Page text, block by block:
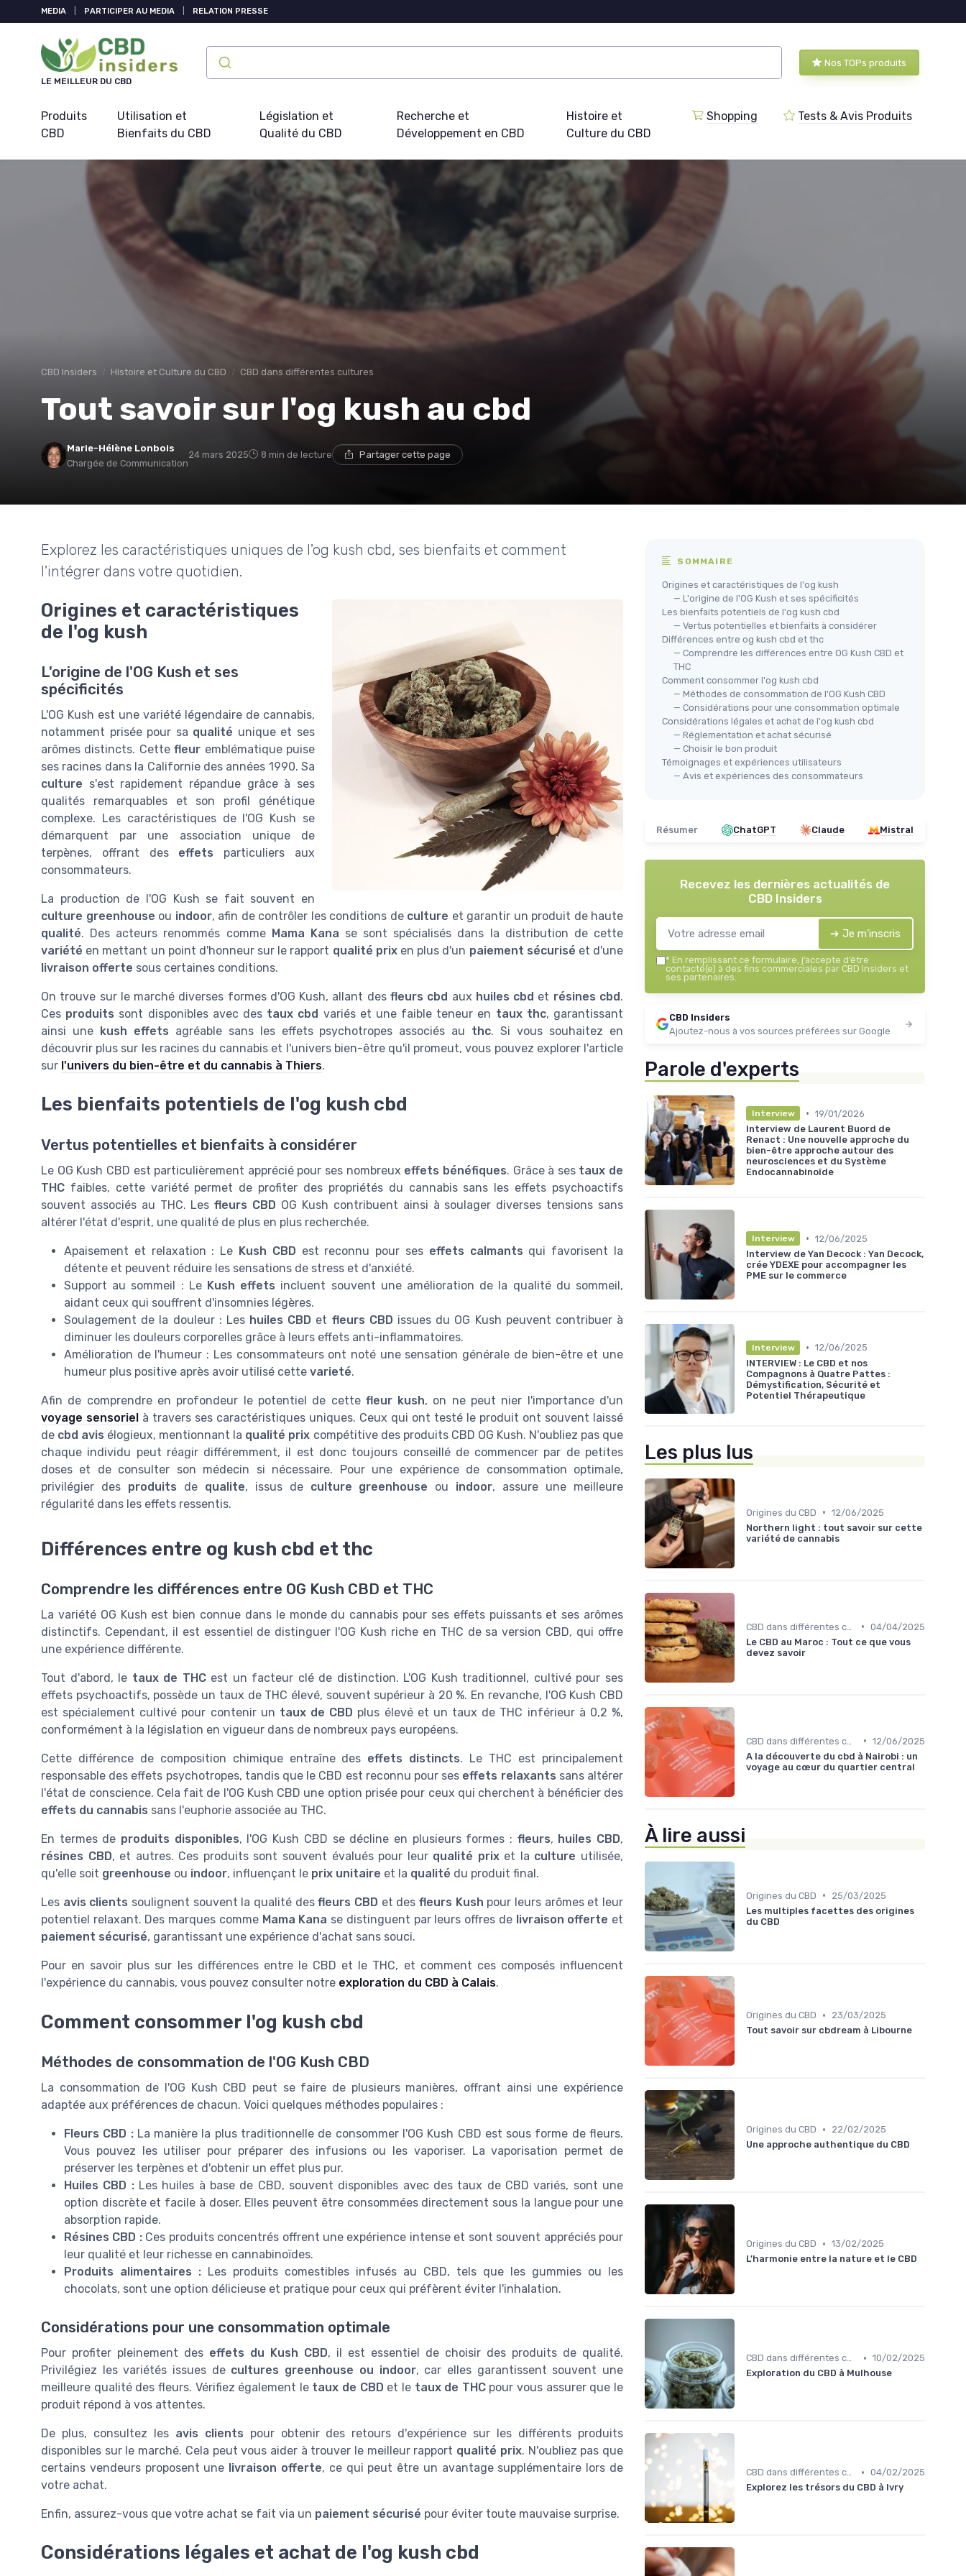
MEDIA PARTICIPER AU MEDIA RELATION PRESSE
LE MEILLEUR DU CBD
Nos TOPs produits
Produits
CBD
Utilisation et
Bienfaits du CBD
Législation et
Qualité du CBD
Recherche et
Développement en CBD
Histoire et
Culture du CBD
Shopping Tests & Avis Produits
CBD Insiders Histoire et Culture du CBD CBD dans différentes cultures
Tout savoir sur l'og kush au cbd
Marie-Hélène Lonbois
Chargée de Communication
24 mars 2025 8 min de lecture Partager cette page
Explorez les caractéristiques uniques de l'og kush cbd, ses bienfaits et comment
l'intégrer dans votre quotidien.
Origines et caractéristiques
de l'og kush
L'origine de l'OG Kush et ses
spécificités
L'OG Kush est une variété légendaire de cannabis,
notamment prisée pour sa qualité unique et ses
arômes distincts. Cettefleur emblématique puise
ses racines dans la Californie des années 1990. Sa
culture s'est rapidement répandue grâce à ses
qualités remarquables et son profil génétique
complexe. Les caractéristiques de l'OG Kush se
démarquent par une association unique de
terpènes, offrant des effets particuliers aux
consommateurs.
La production de l'OG Kush se fait souvent en
culture greenhouse ou indoor, afin de contrôler les conditions de culture et garantir un produit de haute
qualité. Des acteurs renommés comme Mama Kana se sont spécialisés dans la distribution de cette
variété en mettant un point d'honneur sur le rapport qualité prixen plus d'un paiement sécurisé et d'une
livraison offerte sous certaines conditions.
On trouve sur le marché diverses formes d'OG Kush, allant desfleurs cbd aux huiles cbd et résines cbd .
Ces produits sont disponibles avec des taux cbd variés et une faible teneur en taux thc, garantissant
ainsi une
kush effets agréable sans les effets psychotropes associés au thc. Si vous souhaitez en
découvrir plus sur les racines du cannabis et l'univers bien-être qu'il promeut, vous pouvez explorer l'article
sur l'univers du bien-être et du cannabis à Thiers.
Les bienfaits potentiels de l'og kush cbd
Vertus potentielles et bienfaits à considérer
Le OG Kush CBD est particulièrement apprécié pour ses nombreux effets bénéfiques. Grâce à ses taux de
THC faibles, cette variété permet de profiter des propriétés du cannabis sans les effets psychoactifs
souvent associés au THC. Lesfleurs CBD OG Kush contribuent ainsi à soulager diverses tensions sans
altérer l'état d'esprit, une qualité de plus en plus recherchée.
Apaisement et relaxation : Le Kush CBD est reconnu pour ses effets calmants qui favorisent la
détente et peuvent réduire les sensations de stress et d'anxiété.
Support au sommeil : Le Kush effets incluent souvent une amélioration de la qualité du sommeil,
aidant ceux qui souffrent d'insomnies légères.
Soulagement de la douleur : Les huiles CBD et fleurs CBD issues du OG Kush peuvent contribuer à
diminuer les douleurs corporelles grâce à leurs effets anti-inflammatoires.
Amélioration de l'humeur : Les consommateurs ont noté une sensation générale de bien-être et une
humeur plus positive après avoir utilisé cette varieté.
Afin de comprendre en profondeur le potentiel de cette fleur kush, on ne peut nier l'importance d'un
voyage sensoriel à travers ses caractéristiques uniques. Ceux qui ont testé le produit ont souvent laissé
de cbd avis élogieux, mentionnant la qualité prix compétitive des produits CBD OG Kush. N'oubliez pas que
chaque individu peut réagir différemment, il est donc toujours conseillé de commencer par de petites
doses et de consulter son médecin si nécessaire. Pour une expérience de consommation optimale,
privilégier des produits de qualite, issus de culture greenhouse ou indoor, assure une meilleure
régularité dans les effets ressentis.
Différences entre og kush cbd et thc
Comprendre les différences entre OG Kush CBD et THC
La variété OG Kush est bien connue dans le monde du cannabis pour ses effets puissants et ses arômes
distinctifs. Cependant, il est essentiel de distinguer l'OG Kush riche en THC de sa version CBD, qui offre
une expérience différente.
Tout d'abord, le taux de THCest un facteur clé de distinction. L'OG Kush traditionnel, cultivé pour ses
effets psychoactifs, possède un taux de THC élevé, souvent supérieur à 20 %. En revanche, l'OG Kush CBD
est spécialement cultivé pour contenir un taux de CBD plus élevé et un taux de THC inférieur à 0,2 %,
conformément à la législation en vigueur dans de nombreux pays européens.
Cette différence de composition chimique entraîne des effets distincts. Le THC est principalement
responsable des effets psychotropes, tandis que le CBD est reconnu pour ses effets relaxants sans altérer
l'état de conscience. Cela fait de l'OG Kush CBD une option prisée pour ceux qui cherchent à bénéficier des
effets du cannabis sans l'euphorie associée au THC.
En termes de produits disponibles, l'OG Kush CBD se décline en plusieurs formes : fleurs, huiles CBD,
résines CBD, et autres. Ces produits sont souvent évalués pour leur qualité prixet la culture utilisée,
qu'elle soit greenhouse ou indoor, influençant le prix unitaire et la qualité du produit final.
Les avis clients soulignent souvent la qualité desfleurs CBD et desfleurs Kush pour leurs arômes et leur
potentiel relaxant. Des marques comme Mama Kana se distinguent par leurs offres de livraison offerte et
paiement sécurisé, garantissant une expérience d'achat sans souci.
Pour en savoir plus sur les différences entre le CBD et le THC, et comment ces composés influencent
l'expérience du cannabis, vous pouvez consulter notre exploration du CBD à Calais.
Comment consommer l'og kush cbd
Méthodes de consommation de l'OG Kush CBD
La consommation de l'OG Kush CBD peut se faire de plusieurs manières, offrant ainsi une expérience
adaptée aux préférences de chacun. Voici quelques méthodes populaires :
Fleurs CBD :La manière la plus traditionnelle de consommer l'OG Kush CBD est sous forme de fleurs.
Vous pouvez les utiliser pour préparer des infusions ou les vaporiser. La vaporisation permet de
préserver les terpènes et d'obtenir un effet plus pur.
Huiles CBD :Les huiles à base de CBD, souvent disponibles avec des taux de CBD variés, sont une
option discrète et facile à doser. Elles peuvent être consommées directement sous la langue pour une
absorption rapide.
Résines CBD :Ces produits concentrés offrent une expérience intense et sont souvent appréciés pour
leur qualité et leur richesse en cannabinoïdes.
Produits alimentaires : Les produits comestibles infusés au CBD, tels que les gummies ou les
chocolats, sont une option délicieuse et pratique pour ceux qui préfèrent éviter l'inhalation.
Considérations pour une consommation optimale
Pour profiter pleinement des effets du Kush CBD, il est essentiel de choisir des produits de qualité.
Privilégiez les variétés issues de cultures greenhouse ou indoor, car elles garantissent souvent une
meilleure qualité des fleurs. Vérifiez également le taux de CBD et le taux de THCpour vous assurer que le
produit répond à vos attentes.
De plus, consultez les avis clients pour obtenir des retours d'expérience sur les différents produits
disponibles sur le marché. Cela peut vous aider à trouver le meilleur rapport qualité prix. N'oubliez pas que
certains vendeurs proposent une livraison offerte, ce qui peut être un avantage supplémentaire lors de
votre achat.
Enfin, assurez-vous que votre achat se fait via un paiement sécurisé pour éviter toute mauvaise surprise.
Considérations légales et achat de l'og kush cbd
SOMMAIRE
Origines et caractéristiques de l'og kush
— L'origine de l'OG Kush et ses spécificités
Les bienfaits potentiels de l'og kush cbd
— Vertus potentielles et bienfaits à considérer
Différences entre og kush cbd et thc
— Comprendre les différences entre OG Kush CBD et
THC
Comment consommer l'og kush cbd
— Méthodes de consommation de l'OG Kush CBD
— Considérations pour une consommation optimale
Considérations légales et achat de l'og kush cbd
— Réglementation et achat sécurisé
— Choisir le bon produit
Témoignages et expériences utilisateurs
— Avis et expériences des consommateurs
Résumer ChatGPT Claude Mistral
Recevez les dernières actualités de
CBD Insiders
➔ Je m'inscris
* En remplissant ce formulaire, j’accepte d’être
contacté(e) à des fins commerciales par CBD Insiders et
ses partenaires.
CBD Insiders
Ajoutez-nous à vos sources préférées sur Google
Parole d'experts
Interview • 19/01/2026
Interview de Laurent Buord de
Renact : Une nouvelle approche du
bien-être approche autour des
neurosciences et du Système
Endocannabinoïde
Interview • 12/06/2025
Interview de Yan Decock : Yan Decock,
crée YDEXE pour accompagner les
PME sur le commerce
Interview • 12/06/2025
INTERVIEW : Le CBD et nos
Compagnons à Quatre Pattes :
Démystification, Sécurité et
Potentiel Thérapeutique
Les plus lus
Origines du CBD • 12/06/2025
Northern light : tout savoir sur cette
variété de cannabis
• 04/04/2025
Le CBD au Maroc : Tout ce que vous
devez savoir
• 12/06/2025
A la découverte du cbd à Nairobi : un
voyage au cœur du quartier central
À lire aussi
Origines du CBD •
25/03/2025
Les multiples facettes des origines
du CBD
Origines du CBD •
23/03/2025
Tout savoir sur cbdream à Libourne
Origines du CBD •
22/02/2025
Une approche authentique du CBD
Origines du CBD • 13/02/2025
L'harmonie entre la nature et le CBD
CBD dans différentes cultures • 10/02/2025
Exploration du CBD à Mulhouse
CBD dans différentes cultures • 04/02/2025
Explorez les trésors du CBD à Ivry
Panneau de gestion des cookies